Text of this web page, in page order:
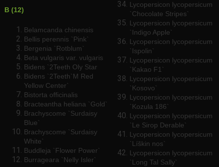
B (12)
Belamcanda chinensis
Bellis perennis `Pink`
Bergenia `Rotblum`
Beta vulgaris var. vulgaris
Bidens `2Teeth Oly Star
Bidens `2Teeth`M Red
Yellow Center`
Bistorta officinalis
Bracteantha heliana `Gold`
Brachyscome `Surdaisy
Blue`
Brachyscome `Surdaisy
White`
Buddleja `Flower Power`
Burrageara `Nelly Isler`
Lycopersicon lycopersicum
`Chocolate Stripes`
Lycopersicon lycopersicum
`Indigo Apple`
Lycopersicon lycopersicum
`Ispolin`
Lycopersicon lycopersicum
`Kakao F1`
Lycopersicon lycopersicum
`Kosovo`
Lycopersicon lycopersicum
`Kozula 186`
Lycopersicon lycopersicum
`Le Sirop Derable`
Lycopersicon lycopersicum
`Líškin nos`
Lycopersicon lycopersicum
`Long Tal Sally`